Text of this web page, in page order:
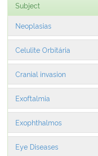
Subject
Neoplasias
Celulite Orbitária
Cranial invasion
Exoftalmia
Exophthalmos
Eye Diseases